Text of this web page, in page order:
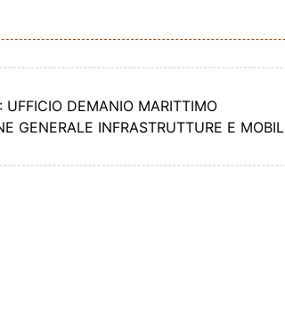
: UFFICIO DEMANIO MARITTIMO
GENERALE INFRASTRUTTURE E